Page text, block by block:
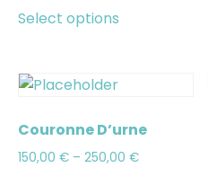
Select options
Couronne D’urne
150,00 € – 250,00 €